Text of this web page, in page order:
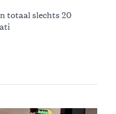
totaal slechts 20